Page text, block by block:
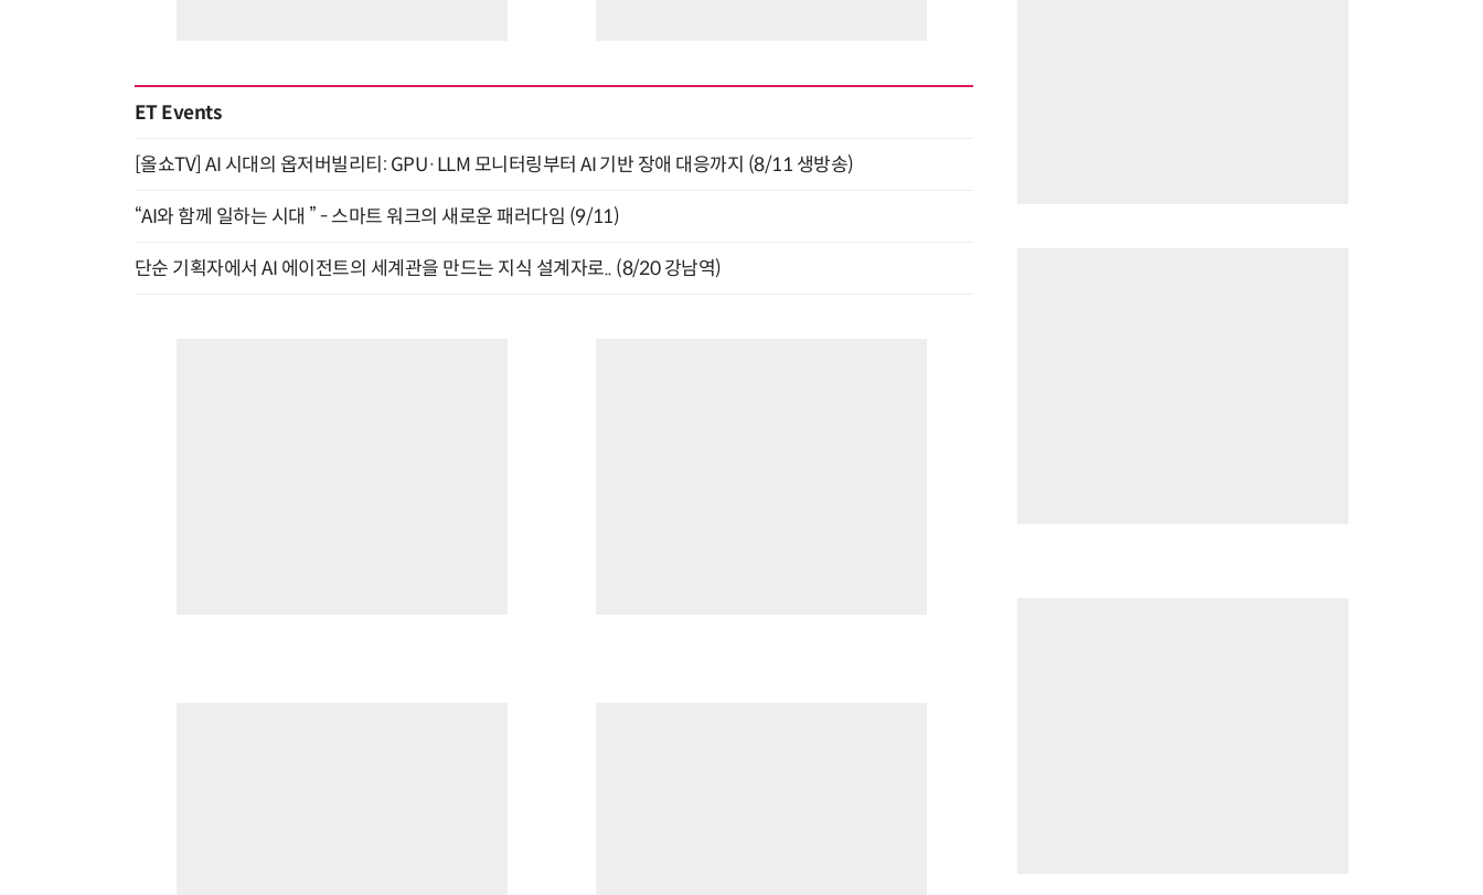
ET Events
[올쇼TV] AI 시대의 옵저버빌리티: GPU·LLM 모니터링부터 AI 기반 장애 대응까지 (8/11 생방송)
“AI와 함께 일하는 시대 ” - 스마트 워크의 새로운 패러다임 (9/11)
단순 기획자에서 AI 에이전트의 세계관을 만드는 지식 설계자로.. (8/20 강남역)